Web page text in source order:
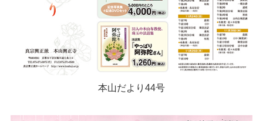
本山だより44号